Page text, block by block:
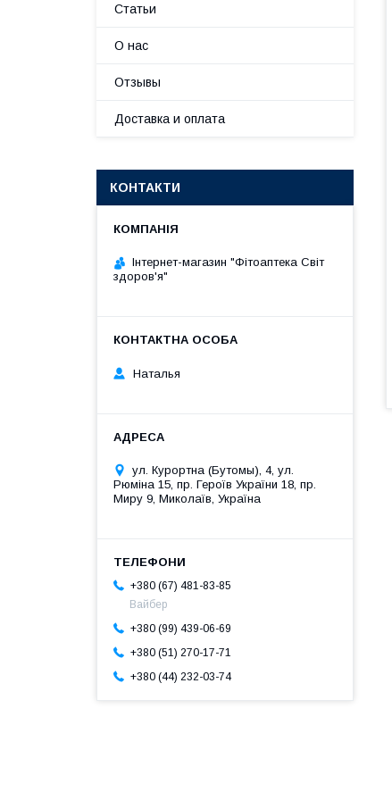
Статьи
О нас
Отзывы
Доставка и оплата
КОНТАКТИ
Інтернет-магазин "Фітоаптека Світ
здоров'я"
Наталья
ул. Курортна (Бутомы), 4, ул.
Рюміна 15, пр. Героїв України 18, пр.
Миру 9, Миколаїв, Україна
+380 (67) 481-83-85
Вайбер
+380 (99) 439-06-69
+380 (51) 270-17-71
+380 (44) 232-03-74